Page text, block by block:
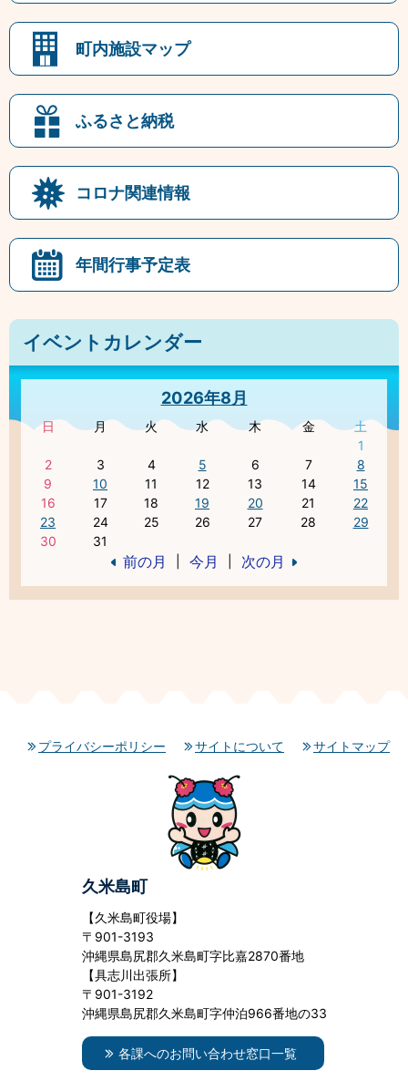
町内施設マップ
ふるさと納税
コロナ関連情報
年間行事予定表
イベントカレンダー
2026年8月
日 月 火 水 木 金
土
1
2
3 4 5 6 7
8
9
10 11 12 13 14
15
16
17 18 19 20 21
22
23
24 25 26 27 28
29
30
31
前の月 今月 次の月
プライバシーポリシー サイトについて サイトマップ
久米島町
【久米島町役場】
〒901-3193
沖縄県島尻郡久米島町字比嘉2870番地
【具志川出張所】
〒901-3192
沖縄県島尻郡久米島町字仲泊966番地の33
各課へのお問い合わせ窓口一覧